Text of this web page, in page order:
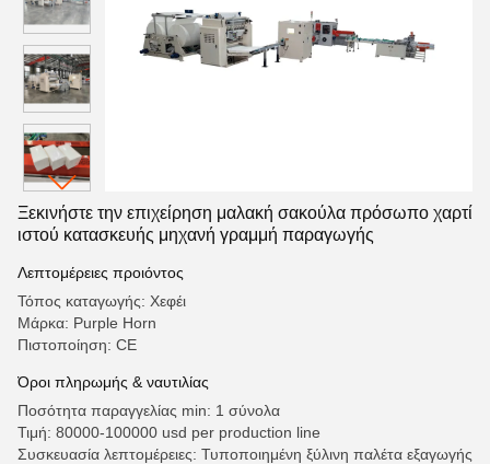
Ξεκινήστε την επιχείρηση μαλακή σακούλα πρόσωπο χαρτί
ιστού κατασκευής μηχανή γραμμή παραγωγής
Λεπτομέρειες προιόντος
Τόπος καταγωγής: Χεφέι
Μάρκα: Purple Horn
Πιστοποίηση: CE
Όροι πληρωμής & ναυτιλίας
Ποσότητα παραγγελίας min: 1 σύνολα
Τιμή: 80000-100000 usd per production line
Συσκευασία λεπτομέρειες: Τυποποιημένη ξύλινη παλέτα εξαγωγής